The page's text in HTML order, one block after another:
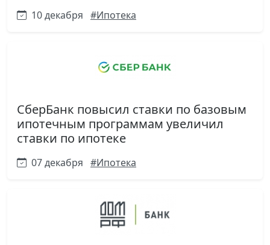
10 декабря #Ипотека
СберБанк повысил ставки по базовым
ипотечным программам увеличил
ставки по ипотеке
07 декабря #Ипотека